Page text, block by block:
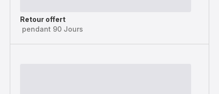
Retour offert
pendant 90 Jours